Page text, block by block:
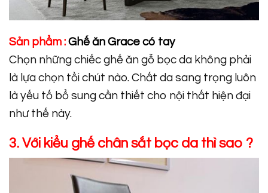
Sản phẩm : Ghế ăn Grace có tay
Chọn những chiếc ghế ăn gỗ bọc da không phải
là lựa chọn tồi chút nào. Chất da sang trọng luôn
là yếu tố bổ sung cần thiết cho nội thất hiện đại
như thế này.
3. Với kiểu ghế chân sắt bọc da thì sao ?